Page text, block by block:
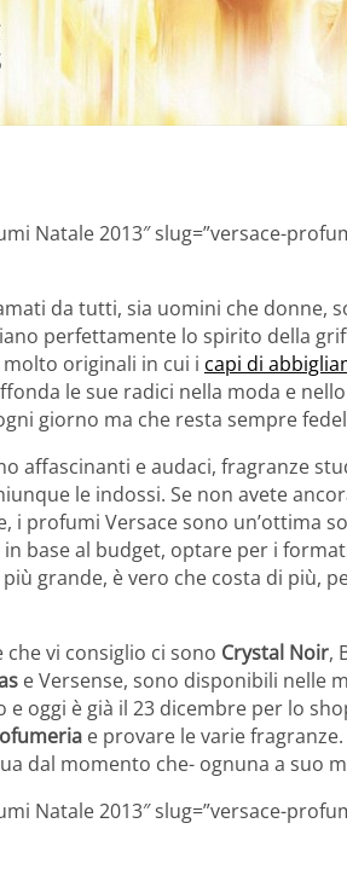
Natale 2013″ slug=”versace-
da tutti, sia uomini che donne,
perfettamente lo spirito della
originali in cui i capi di
le sue radici nella moda e
giorno ma che resta sempre
affascinanti e audaci, fragranze
le indossi. Se non avete
i profumi Versace sono un’ottima
in base al budget, optare per i
grande, è vero che costa di più,
vi consiglio ci sono Crystal Noir,
e Versense, sono disponibili nelle
oggi è già il 23 dicembre per lo
e provare le varie
dal momento che- ognuna a suo
Natale 2013″ slug=”versace-